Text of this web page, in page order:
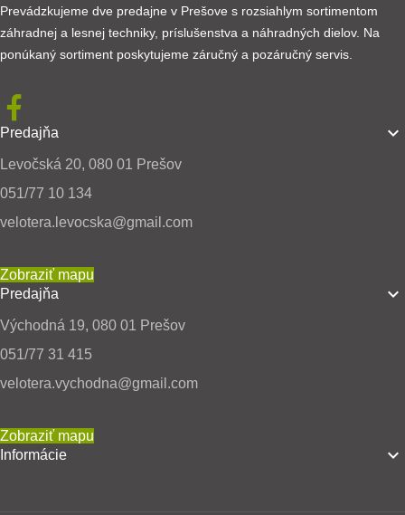
Prevádzkujeme dve predajne v Prešove s rozsiahlym sortimentom
záhradnej a lesnej techniky, príslušenstva a náhradných dielov. Na
ponúkaný sortiment poskytujeme záručný a pozáručný servis.
Predajňa 
Levočská 20, 080 01 Prešov
051/77 10 134
velotera.levocska@gmail.com
Zobraziť mapu
Predajňa

Východná 19, 080 01 Prešov
051/77 31 415
velotera.vychodna@gmail.com
Zobraziť mapu
Informácie
